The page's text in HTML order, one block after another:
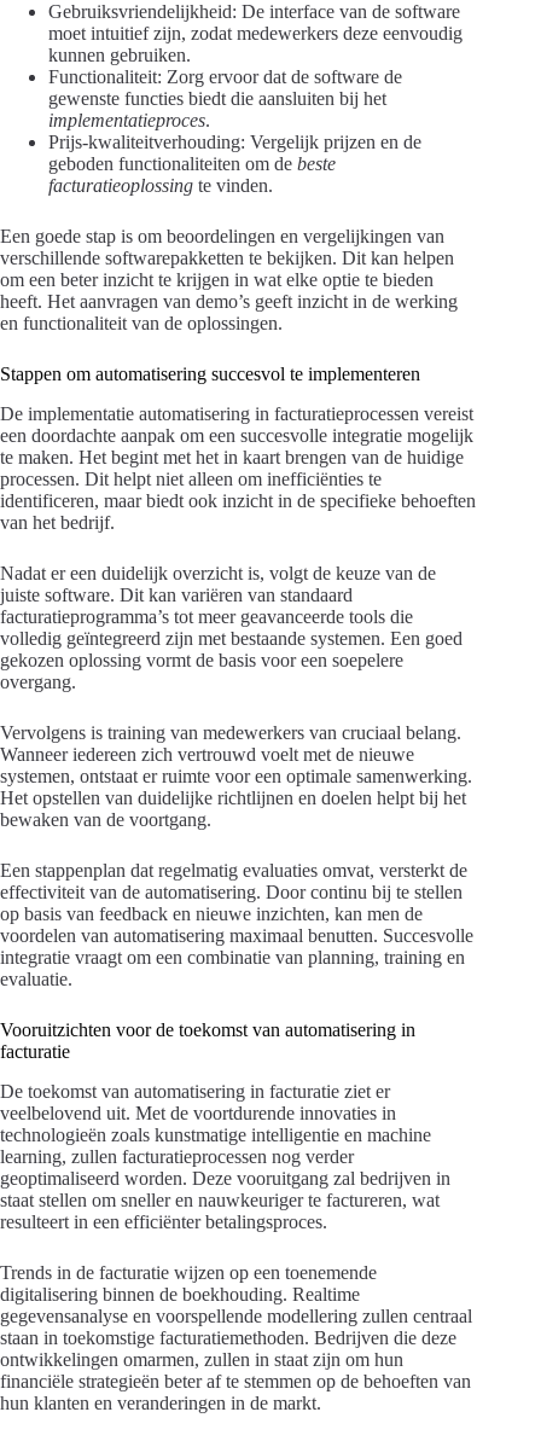
Gebruiksvriendelijkheid: De interface van de software
moet intuitief zijn, zodat medewerkers deze eenvoudig
kunnen gebruiken.
Functionaliteit: Zorg ervoor dat de software de
gewenste functies biedt die aansluiten bij het
implementatieproces.
Prijs-kwaliteitverhouding: Vergelijk prijzen en de
geboden functionaliteiten om de beste
facturatieoplossing te vinden.
Een goede stap is om beoordelingen en vergelijkingen van
verschillende softwarepakketten te bekijken. Dit kan helpen
om een beter inzicht te krijgen in wat elke optie te bieden
heeft. Het aanvragen van demo’s geeft inzicht in de werking
en functionaliteit van de oplossingen.
Stappen om automatisering succesvol te implementeren
De implementatie automatisering in facturatieprocessen vereist
een doordachte aanpak om een succesvolle integratie mogelijk
te maken. Het begint met het in kaart brengen van de huidige
processen. Dit helpt niet alleen om inefficiënties te
identificeren, maar biedt ook inzicht in de specifieke behoeften
van het bedrijf.
Nadat er een duidelijk overzicht is, volgt de keuze van de
juiste software. Dit kan variëren van standaard
facturatieprogramma’s tot meer geavanceerde tools die
volledig geïntegreerd zijn met bestaande systemen. Een goed
gekozen oplossing vormt de basis voor een soepelere
overgang.
Vervolgens is training van medewerkers van cruciaal belang.
Wanneer iedereen zich vertrouwd voelt met de nieuwe
systemen, ontstaat er ruimte voor een optimale samenwerking.
Het opstellen van duidelijke richtlijnen en doelen helpt bij het
bewaken van de voortgang.
Een stappenplan dat regelmatig evaluaties omvat, versterkt de
effectiviteit van de automatisering. Door continu bij te stellen
op basis van feedback en nieuwe inzichten, kan men de
voordelen van automatisering maximaal benutten. Succesvolle
integratie vraagt om een combinatie van planning, training en
evaluatie.
Vooruitzichten voor de toekomst van automatisering in
facturatie
De toekomst van automatisering in facturatie ziet er
veelbelovend uit. Met de voortdurende innovaties in
technologieën zoals kunstmatige intelligentie en machine
learning, zullen facturatieprocessen nog verder
geoptimaliseerd worden. Deze vooruitgang zal bedrijven in
staat stellen om sneller en nauwkeuriger te factureren, wat
resulteert in een efficiënter betalingsproces.
Trends in de facturatie wijzen op een toenemende
digitalisering binnen de boekhouding. Realtime
gegevensanalyse en voorspellende modellering zullen centraal
staan in toekomstige facturatiemethoden. Bedrijven die deze
ontwikkelingen omarmen, zullen in staat zijn om hun
financiële strategieën beter af te stemmen op de behoeften van
hun klanten en veranderingen in de markt.